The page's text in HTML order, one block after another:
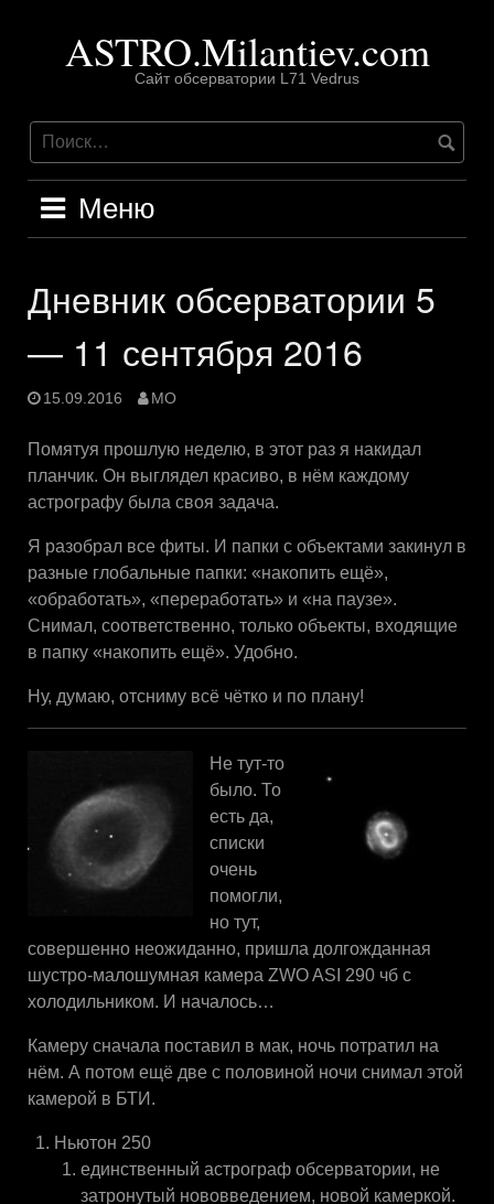
содержимомуASTRO.Milantiev.com
Сайт обсерватории L71 Vedrus
Меню
Дневник обсерватории 5
— 11 сентября 2016
15.09.2016 MO
Помятуя прошлую неделю, в этот раз я накидал
планчик. Он выглядел красиво, в нём каждому
астрографу была своя задача.
Я разобрал все фиты. И папки с объектами закинул в
разные глобальные папки: «накопить ещё»,
«обработать», «переработать» и «на паузе».
Снимал, соответственно, только объекты, входящие
в папку «накопить ещё». Удобно.
Ну, думаю, отсниму всё чётко и по плану!
Не тут-то
было. То
есть да,
списки
очень
помогли,
но тут,
совершенно неожиданно, пришла долгожданная
шустро-малошумная камера ZWO ASI 290 чб с
холодильником. И началось…
Камеру сначала поставил в мак, ночь потратил на
нём. А потом ещё две с половиной ночи снимал этой
камерой в БТИ.
Ньютон 250
единственный астрограф обсерватории, не
затронутый нововведением, новой камеркой.